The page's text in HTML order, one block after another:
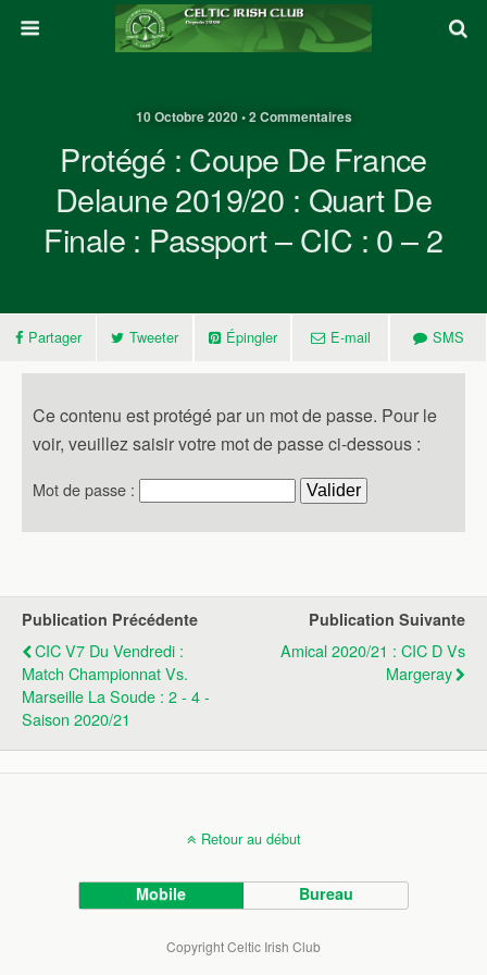
10 Octobre 2020 • 2 Commentaires
Protégé : Coupe De France
Delaune 2019/20 : Quart De
Finale : Passport – CIC : 0 – 2
Partager Tweeter Épingler E-mail SMS
Ce contenu est protégé par un mot de passe. Pour le
voir, veuillez saisir votre mot de passe ci-dessous :
Mot de passe :
Publication Précédente
CIC V7 Du Vendredi :
Match Championnat Vs.
Marseille La Soude : 2 - 4 -
Saison 2020/21
Publication Suivante
Amical 2020/21 : CIC D Vs
Margeray
Retour au début
Mobile Bureau
Copyright Celtic Irish Club